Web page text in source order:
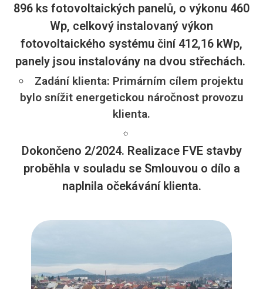
896 ks fotovoltaických panelů, o výkonu 460
Wp, celkový instalovaný výkon
fotovoltaického systému činí 412,16 kWp,
panely jsou instalovány na dvou střechách.
Zadání klienta: Primárním cílem projektu
bylo snížit energetickou náročnost provozu
klienta.
Dokončeno 2/2024. Realizace FVE stavby
proběhla v souladu se Smlouvou o dílo a
naplnila očekávání klienta.